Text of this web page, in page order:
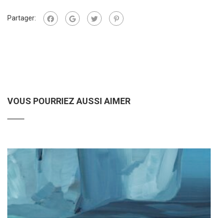
Partager:
VOUS POURRIEZ AUSSI AIMER